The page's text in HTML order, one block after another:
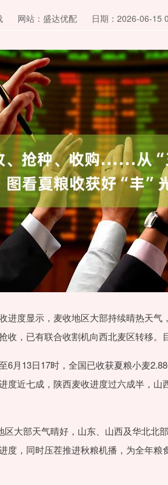
网站：盛达优配 日期：2026-06-15
进度显示，麦收地区大部持续晴热天气
，已有联合收割机向西北麦区转移。
6月13日17时，全国已收获夏粮小麦
度近七成，陕西麦收进度过六成半，山
大部天气晴好，山东、山西及华北北
，同时压茬推进秋粮机播，为全年粮
-34.08 -0.24%